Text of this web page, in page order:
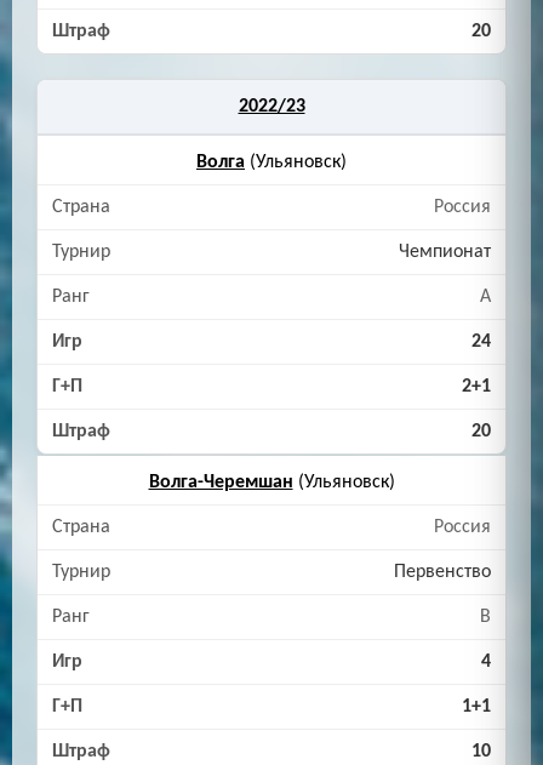
20
2022/23
Волга (Ульяновск)
Россия
Чемпионат
A
24
2+1
20
Волга-Черемшан (Ульяновск)
Россия
Первенство
B
4
1+1
10